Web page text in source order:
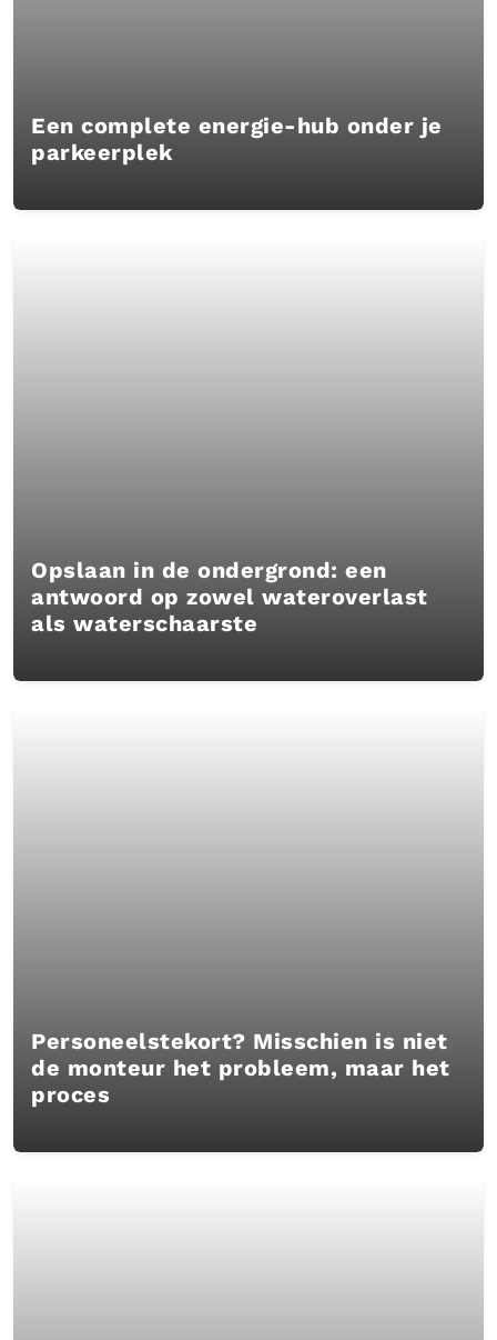
Een complete energie-hub onder je
parkeerplek
Opslaan in de ondergrond: een
antwoord op zowel wateroverlast
als waterschaarste
Personeelstekort? Misschien is niet
de monteur het probleem, maar het
proces